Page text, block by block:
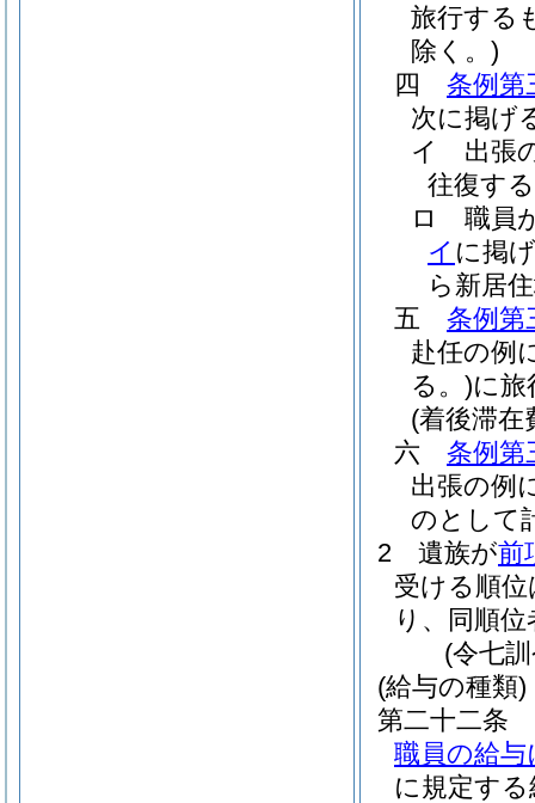
旅行する
除く。)
四
条例第
次に掲げ
イ
出張
往復す
ロ
職員
イ に掲
ら新居
五
条例第
赴任の例
る。)に旅
(着後滞在
六
条例第
出張の例
のとして
2
遺族が前
受ける順位
り、同順
(令七
(給与の種類)
第二十二条
職員の給
に規定す